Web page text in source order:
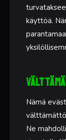
käyttöä.
Nämä
Ne